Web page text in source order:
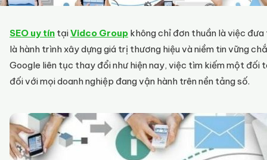
SEO uy tín tạiVidco Group không chỉ đơn thuần là việc
là hành trình xây dựng giá trị thương hiệu và niềm tin vững
Google liên tục thay đổi như hiện nay, việc tìm kiếm một
đối với mọi doanh nghiệp đang vận hành trên nền tảng số.